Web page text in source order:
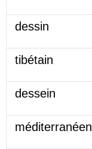
dessin
tibétain
dessein
méditerranéen